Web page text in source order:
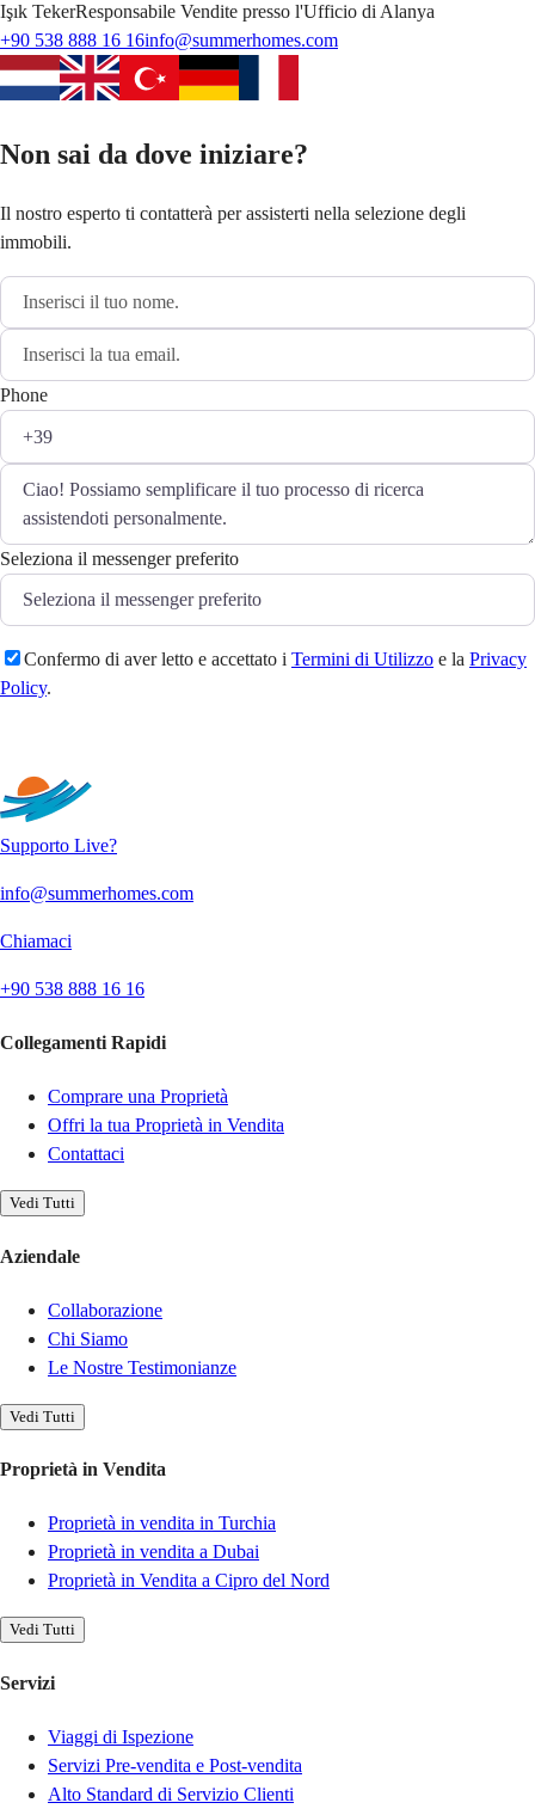
Işık TekerResponsabile Vendite presso l'Ufficio di Alanya
+90 538 888 16 16info@summerhomes.com
Non sai da dove iniziare?
Il nostro esperto ti contatterà per assisterti nella selezione degli
immobili.
Phone
Seleziona il messenger preferito
Confermo di aver letto e accettato i Termini di Utilizzo e la Privacy
Policy.
Supporto Live?
info@summerhomes.com
Chiamaci
+90 538 888 16 16
Collegamenti Rapidi
Comprare una Proprietà
Offri la tua Proprietà in Vendita
Contattaci
Vedi Tutti
Aziendale
Collaborazione
Chi Siamo
Le Nostre Testimonianze
Vedi Tutti
Proprietà in Vendita
Proprietà in vendita in Turchia
Proprietà in vendita a Dubai
Proprietà in Vendita a Cipro del Nord
Vedi Tutti
Servizi
Viaggi di Ispezione
Servizi Pre-vendita e Post-vendita
Alto Standard di Servizio Clienti